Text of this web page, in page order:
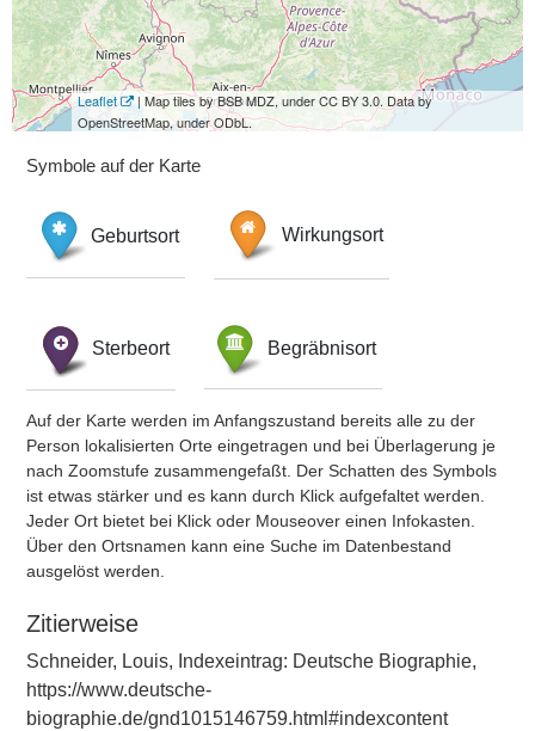
Leaflet
| Map tiles by BSB MDZ, under CC BY 3.0. Data by
OpenStreetMap, under ODbL.
Symbole auf der Karte
Geburtsort Wirkungsort
Sterbeort Begräbnisort
Auf der Karte werden im Anfangszustand bereits alle zu der
Person lokalisierten Orte eingetragen und bei Überlagerung je
nach Zoomstufe zusammengefaßt. Der Schatten des Symbols
ist etwas stärker und es kann durch Klick aufgefaltet werden.
Jeder Ort bietet bei Klick oder Mouseover einen Infokasten.
Über den Ortsnamen kann eine Suche im Datenbestand
ausgelöst werden.
Zitierweise
Schneider, Louis, Indexeintrag: Deutsche Biographie,
https://www.deutsche-
biographie.de/gnd1015146759.html#indexcontent